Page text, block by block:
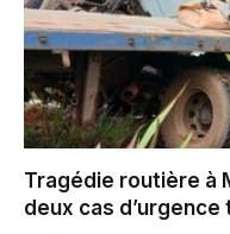
Tragédie routière à
deux cas